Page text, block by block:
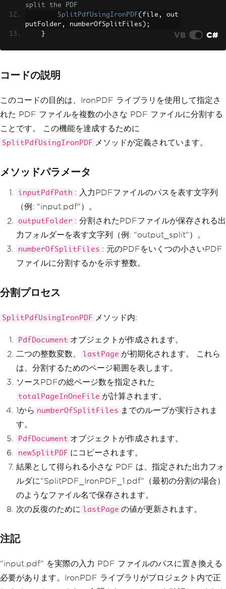
split the PDF
SplitPdfUsingIronPDF( file ,
out
putFolder , numberOfSplitFiles );
}
r, int numberOfSplitFiles
{
PdfDocument sourceFile =
PdfDo
cument
FromFile(inputPdfPath);
// Initialize page range value
s
int totalPageInOneFile
eFile
PageCount
for ( int i = ; i <= numberOfS
plitFiles ; i++)
// Copy multiple pages int
o a new document
PdfDocument newSplitPDF
sourceFile
( firstPage
lastPa
ge);
e path
lder}\SplitPDF_IronPDF_{i}.pdf"
            newSplitPDF
.SaveAs( name );
// Update page range value
s for the next iteration
            firstPage
= lastPage
File ;
}
}
VB C#
コードの説明
このコードの目的は、IronPDF ライブラリを使用して指定さ
れた PDF ファイルを複数の小さな PDF ファイルに分割する
ことです。 この機能を達成するために
SplitPdfUsingIronPDF メソッドが定義されています。
メソッドパラメータ
inputPdfPath : 入力PDFファイルのパスを表す文字列
（例: "input.pdf"）。
outputFolder : 分割されたPDFファイルが保存される出
力フォルダーを表す文字列（例: "output_split"）。
numberOfSplitFiles : 元のPDFをいくつの小さいPDF
ファイルに分割するかを示す整数。
分割プロセス
SplitPdfUsingIronPDF メソッド内:
PdfDocument オブジェクトが作成されます。
二つの整数変数、
lastPage が初期化されます。 これら
は、分割するためのページ範囲を表します。
ソースPDFの総ページ数を指定された
totalPageInOneFile が計算されます。
1から numberOfSplitFiles までのループが実行されま
す。
PdfDocument オブジェクトが作成されます。
newSplitPDF にコピーされます。
結果として得られる小さな PDF は、指定された出力フォ
ルダに"SplitPDF_IronPDF_1.pdf"（最初の分割の場合）
のようなファイル名で保存されます。
次の反復のために lastPage の値が更新されます。
注記
"input.pdf" を実際の入力 PDF ファイルのパスに置き換える
必要があります。IronPDF ライブラリがプロジェクト内で正